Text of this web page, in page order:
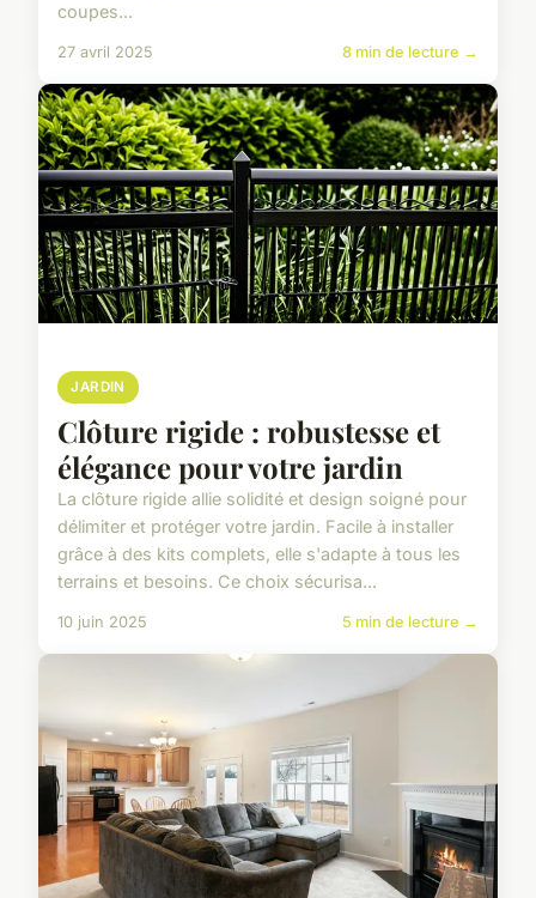
coupes...
27 avril 2025 8 min de lecture →
JARDIN
Clôture rigide : robustesse et
élégance pour votre jardin
La clôture rigide allie solidité et design soigné pour
délimiter et protéger votre jardin. Facile à installer
grâce à des kits complets, elle s'adapte à tous les
terrains et besoins. Ce choix sécurisa...
10 juin 2025 5 min de lecture →